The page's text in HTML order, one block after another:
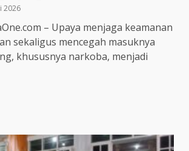
2026
– Upaya menjaga keamanan
sekaligus mencegah masuknya
khususnya narkoba, menjadi